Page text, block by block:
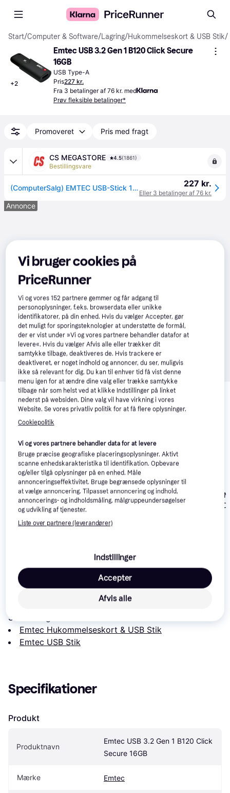
Start/Computer & Software/Lagring/Hukommelseskort & USB Stik/
+2
Emtec USB 3.2 Gen 1 B120 Click Secure
16GB
USB Type-A
Pris227 kr.
Fra 3 betalinger af 76 kr. med
Prøv fleksible betalinger*
Promoveret Pris med fragt
CS MEGASTORE 4.5(1861)
Bestillingsvare
(ComputerSalg) EMTEC USB-Stick 16 GB B120 USB 3.2 Click Secure 227 kr.
Eller 3 betalinger af 76 kr.
Annonce
Relaterede produkter
Se vores forslag til andre produkter, der matcher dine
Verbatim
Store'n'Go V3
16GB USB 3.0
3.9
59 kr.
Trender
Philips Snow
Edition 16GB
4.7
MediaRange
16GB USB 3.0
Læs om produktet
Laveste pris for
Emtec USB 3.2 Gen 1 B120 Click
. Det er den bedste pris lige nu
Sammenlign:
Emtec Hukommelseskort & USB Stik
Emtec USB Stik
Specifikationer
Produkt
Produktnavn
Emtec USB 3.2 Gen 1 B120 Click
Secure 16GB
Mærke Emtec
Vi bruger cookies på
PriceRunner
Vi og vores152 partnere gemmer og får adgang til
personoplysninger, f.eks. browserdata eller unikke
identifikatorer, på din enhed. Hvis du vælger Accepter, gør
det muligt for sporingsteknologier at understøtte de formål,
der er vist under »Vi og vores partnere behandler datafor at
levere«. Hvis du vælger Afvis alle eller trækker dit
samtykke tilbage, deaktiveres de. Hvis trackere er
deaktiveret, er noget indhold og annoncer, du ser, muligvis
ikke så relevant for dig. Du kan til enhver tid få vist denne
menu igen for at ændre dine valg eller trække samtykke
tilbage når som helst ved at klikke Indstillinger på linket
nederst på websiden. Dine valg vil have virkning i vores
Website. Se vores privatliv politik for at få flere oplysninger.
Cookiepolitik
Vi og vores partnere behandler data for at levere
Bruge præcise geografiske placeringsoplysninger. Aktivt
scanne enhedskarakteristika til identifikation. Opbevare
og/eller tilgå oplysninger på en enhed. Måle
annonceringseffektivitet. Bruge begrænsede oplysninger til
at vælge annoncering. Tilpasset annoncering og indhold,
annoncerings- og indholdsmåling, målgruppeundersøgelser
og udvikling af tjenester.
Liste over partnere (leverandører)
Indstillinger
Afvis alle
Accepter